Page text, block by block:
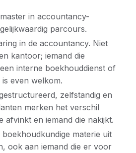
in accountancy-
parcours.
in de accountancy. Niet
kantoor; iemand die
interne boekhouddienst of
even welkom.
zelfstandig en
merken het verschil
afvinkt en iemand die nakijkt.
materie uit
ook aan iemand die er voor